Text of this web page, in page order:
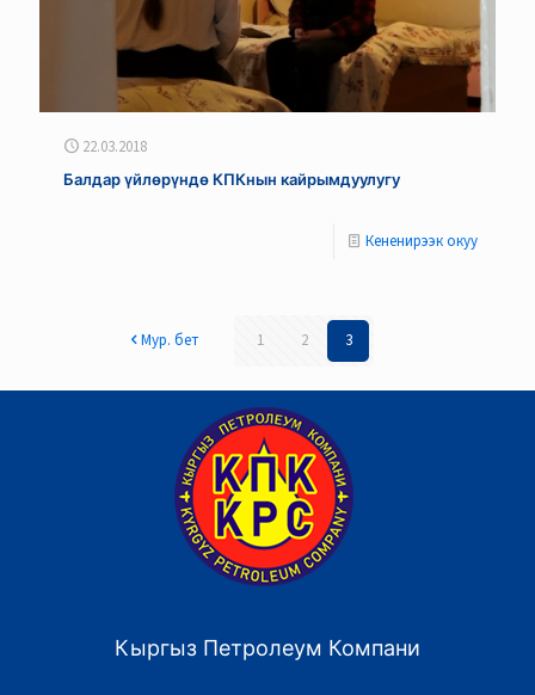
22.03.2018
Балдар үйлөрүндө КПКнын кайрымдуулугу
Кененирээк окуу
Мур. бет 1 2 3
Кыргыз Петролеум Компани